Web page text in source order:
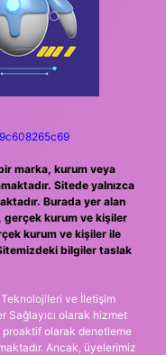
marka, kurum veya
Sitede yalnızca
Burada yer alan
gerçek kurum ve kişiler
kurum ve kişiler ile
bilgiler taslak
Teknolojileri ve İletişim
Sağlayıcı olarak hizmet
olarak denetleme
Ancak, üyelerimiz